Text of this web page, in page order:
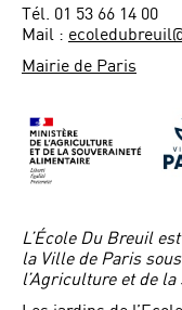
Tél. 01 53 66 14 00
Mail :
Mairie de Paris
L’École Du Breuil
la Ville de Paris
l’Agriculture et de